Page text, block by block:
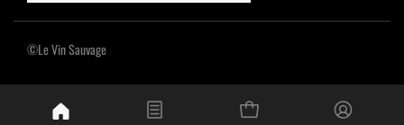
©Le Vin Sauvage